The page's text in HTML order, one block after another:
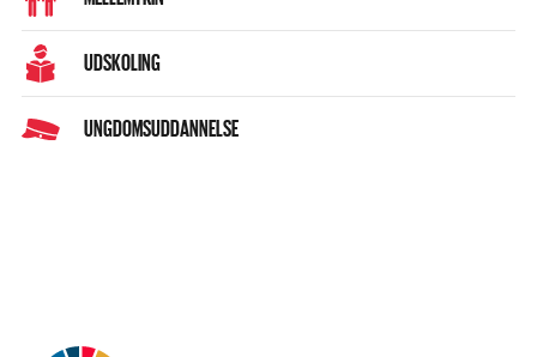
UDSKOLING
UNGDOMSUDDANNELSE